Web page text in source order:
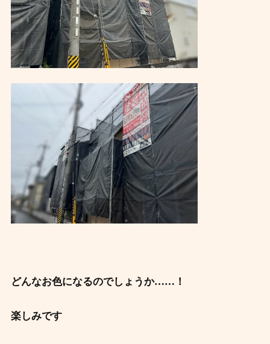
どんなお色になるのでしょうか……！
楽しみです